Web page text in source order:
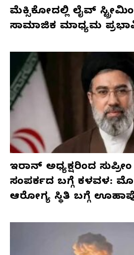
ಮೆಕ್ಸಿಕೋದಲ್ಲಿ ಲೈವ್
ಸಾಮಾಜಿಕ ಮಾಧ್ಯಮ
ಇರಾನ್ ಅಧ್ಯಕ್ಷರಿಂದ
ಸಂಪರ್ಕದ ಬಗ್ಗೆ ಕಳವಳ:
ಆರೋಗ್ಯ ಸ್ಥಿತಿ ಬಗ್ಗೆ